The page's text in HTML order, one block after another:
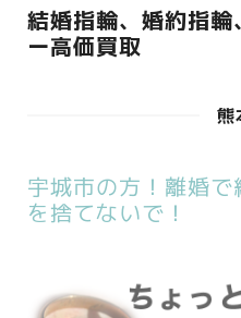
結婚指輪、婚約指輪
ー高価買取
熊
宇城市の方！離婚
を捨てないで！